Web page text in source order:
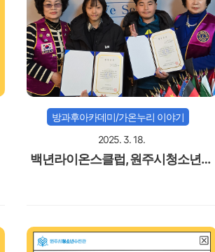
방과후아카데미/가온누리 이야기
2025. 3. 18.
백년라이온스클럽, 원주시청소년수